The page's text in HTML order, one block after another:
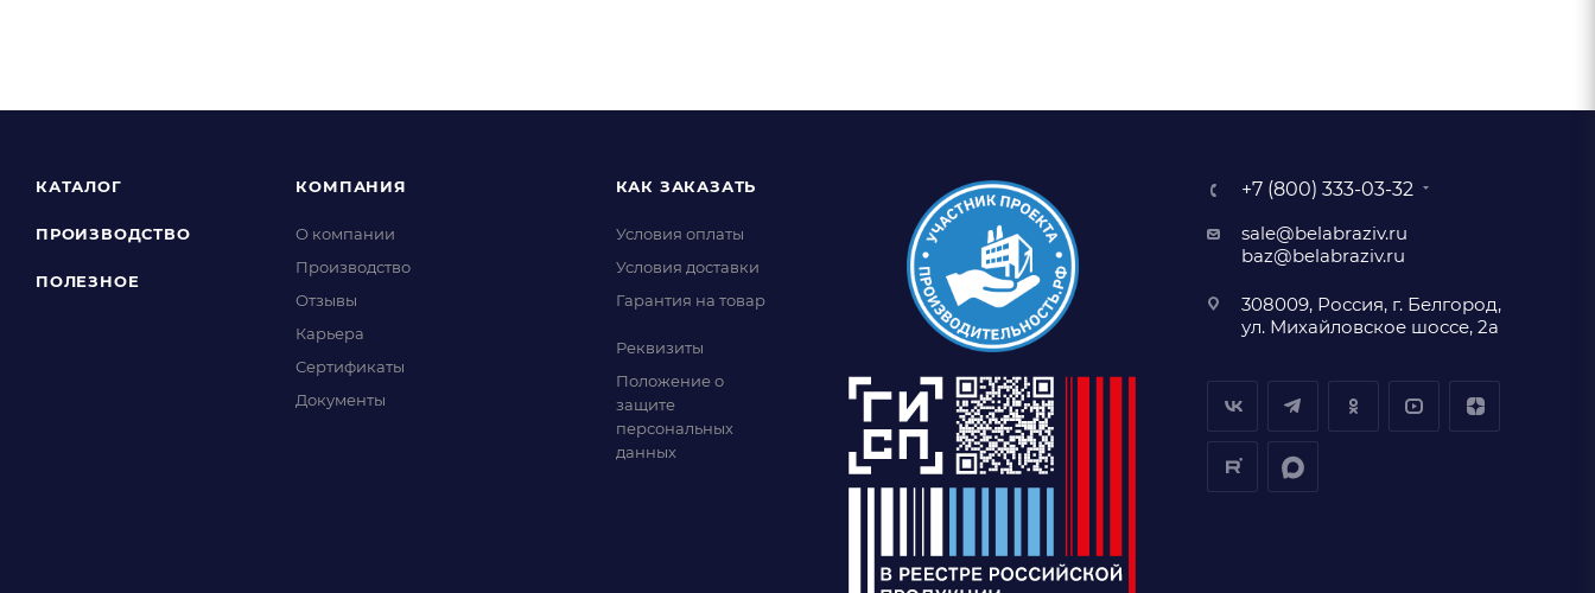
КАТАЛОГ
ПРОИЗВОДСТВО
ПОЛЕЗНОЕ
КОМПАНИЯ
О компании
Производство
Отзывы
Карьера
Сертификаты
Документы
КАК ЗАКАЗАТЬ
Условия оплаты
Условия доставки
Гарантия на товар
Реквизиты
Положение о
защите
персональных
данных
+7 (800) 333-03-32
sale@belabraziv.ru
baz@belabraziv.ru
308009, Россия, г. Белгород,
ул. Михайловское шоссе, 2а